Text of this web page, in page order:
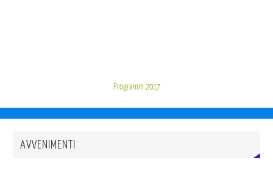
Programm 2017
AVVENIMENTI